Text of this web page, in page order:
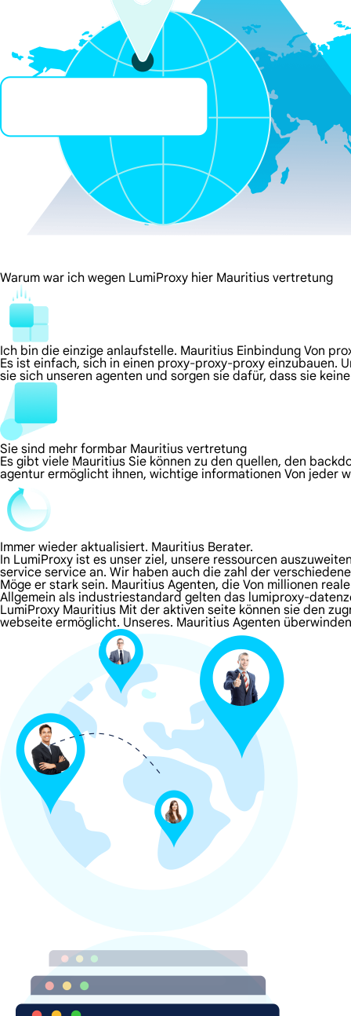
Warum war ich wegen LumiProxy hier Mauritius vertretung
Ich bin die einzige anlaufstelle. Mauritius Einbindung Von
Es ist einfach, sich in einen proxy-proxy-proxy einzubauen.
sie sich unseren agenten und sorgen sie dafür, dass sie
Sie sind mehr formbar Mauritius vertretung
Es gibt viele Mauritius Sie können zu den quellen, den
agentur ermöglicht ihnen, wichtige informationen Von jeder
Immer wieder aktualisiert. Mauritius Berater.
In LumiProxy ist es unser ziel, unsere ressourcen
service service an. Wir haben auch die zahl der
Möge er stark sein. Mauritius Agenten, die Von millionen
Allgemein als industriestandard gelten das lumiproxy-
LumiProxy Mauritius Mit der aktiven seite können sie den
webseite ermöglicht. Unseres. Mauritius Agenten